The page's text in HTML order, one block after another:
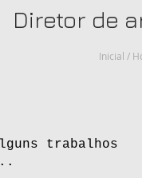
Diretor de
Inicial /
trabalhos